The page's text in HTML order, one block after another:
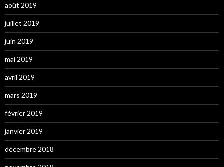
août 2019
juillet 2019
juin 2019
mai 2019
avril 2019
mars 2019
février 2019
janvier 2019
décembre 2018